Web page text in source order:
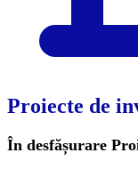
Proiecte de
În desfășurare